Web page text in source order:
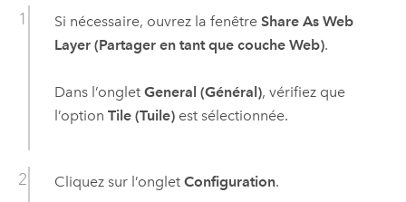
Si nécessaire, ouvrez la fenêtre Share As Web
Layer (Partager en tant que couche Web).
Dans l’onglet General (Général), vérifiez que
l’option Tile (Tuile)est sélectionnée.
Cliquez sur l’onglet Configuration.